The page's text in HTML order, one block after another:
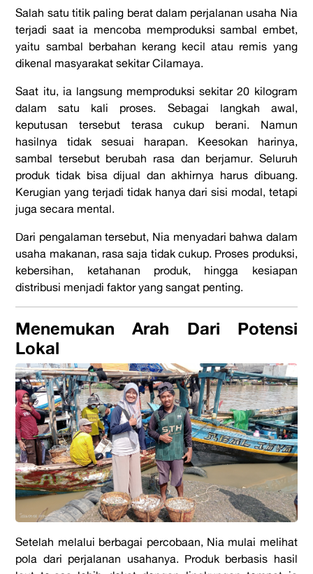
Salah satu titik paling berat dalam perjalanan usaha Nia
terjadi saat ia mencoba memproduksi sambal embet,
yaitu sambal berbahan kerang kecil atau remis yang
dikenal masyarakat sekitar Cilamaya.
Saat itu, ia langsung memproduksi sekitar 20 kilogram
dalam satu kali proses. Sebagai langkah awal,
keputusan tersebut terasa cukup berani. Namun
hasilnya tidak sesuai harapan. Keesokan harinya,
sambal tersebut berubah rasa dan berjamur. Seluruh
produk tidak bisa dijual dan akhirnya harus dibuang.
Kerugian yang terjadi tidak hanya dari sisi modal, tetapi
juga secara mental.
Dari pengalaman tersebut, Nia menyadari bahwa dalam
usaha makanan, rasa saja tidak cukup. Proses produksi,
kebersihan, ketahanan produk, hingga kesiapan
distribusi menjadi faktor yang sangat penting.
Menemukan Arah Dari Potensi
Lokal
Setelah melalui berbagai percobaan, Nia mulai melihat
pola dari perjalanan usahanya. Produk berbasis hasil